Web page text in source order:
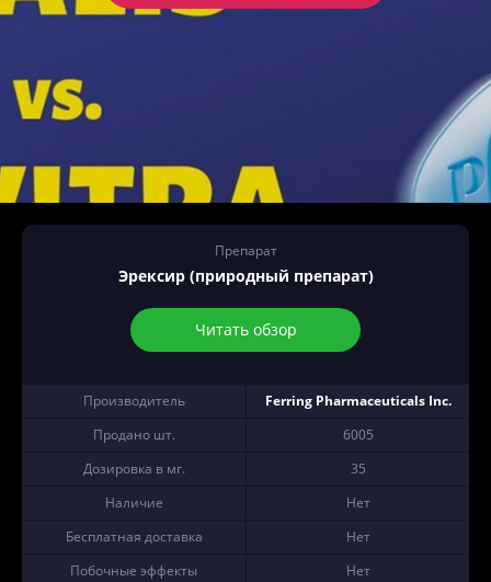
Препарат
Эрексир (природный препарат)
Читать обзор
Производитель
Ferring Pharmaceuticals Inc.
Продано шт.
6005
Дозировка в мг.
35
Наличие
Нет
Бесплатная доставка
Нет
Побочные эффекты
Нет